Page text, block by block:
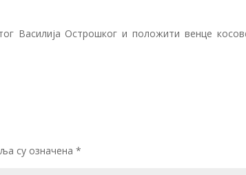
Василија Острошког и положити венце
су означена*